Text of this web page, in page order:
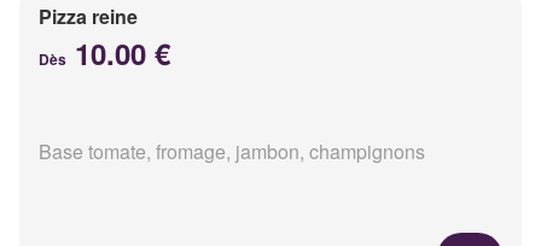
Pizza reine
Dès 10.00 €
Base tomate, fromage, jambon, champignons